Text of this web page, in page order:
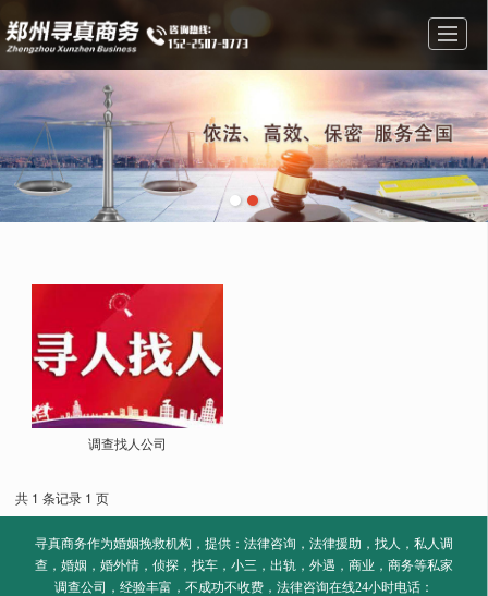
经营范围
新闻资讯 在线留言 联系方式 地图导航
调查找人公司
共 1 条记录 1 页
寻真商务作为婚姻挽救机构，提供：法律咨询，法律援助，找人，私人调
查，婚姻，婚外情，侦探，找车，小三，出轨，外遇，商业，商务等私家
调查公司，经验丰富，不成功不收费，法律咨询在线24小时电话：